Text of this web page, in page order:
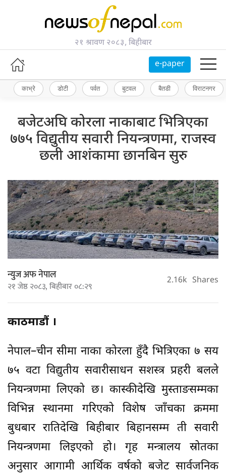
२१ श्रावण २०८३, बिहीबार
e-paper
काभ्रे डोटी पर्वत बुटवल बैतडी विराटनगर
बजेटअघि कोरला नाकाबाट भित्रिएका
७७५ विद्युतीय सवारी नियन्त्रणमा, राजस्व
छली आशंकामा छानबिन सुरु
न्युज अफ नेपाल
२१ जेष्ठ २०८३, बिहीबार ०८:२९ 2.16k Shares
काठमाडौं ।
नेपाल–चीन सीमा नाका कोरला हुँदै भित्रिएका ७ सय
७५ वटा विद्युतीय सवारीसाधन सशस्त्र प्रहरी बलले
नियन्त्रणमा लिएको छ। कास्कीदेखि मुस्ताङसम्मका
विभिन्न स्थानमा गरिएको विशेष जाँचका क्रममा
बुधबार रातिदेखि बिहीबार बिहानसम्म ती सवारी
नियन्त्रणमा लिइएको हो। गृह मन्त्रालय स्रोतका
अनुसार आगामी आर्थिक वर्षको बजेट सार्वजनिक